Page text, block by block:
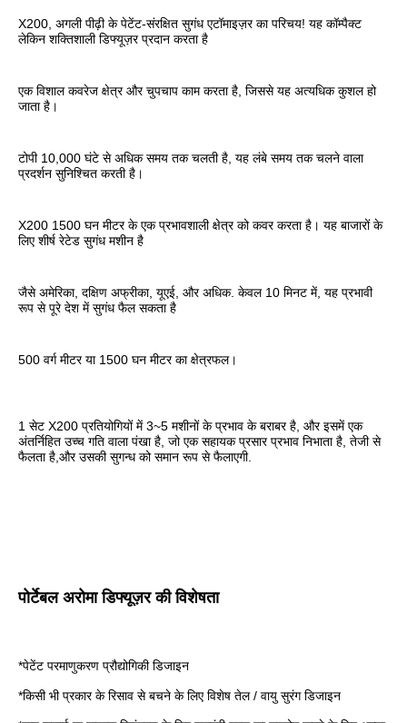
X200, अगली पीढ़ी के पेटेंट-संरक्षित सुगंध एटॉमाइज़र का परिचय! यह कॉम्पैक्ट
लेकिन शक्तिशाली डिफ्यूज़र प्रदान करता है
एक विशाल कवरेज क्षेत्र और चुपचाप काम करता है, जिससे यह अत्यधिक कुशल हो
जाता है।
टोपी 10,000 घंटे से अधिक समय तक चलती है, यह लंबे समय तक चलने वाला
प्रदर्शन सुनिश्चित करती है।
X200 1500 घन मीटर के एक प्रभावशाली क्षेत्र को कवर करता है। यह बाजारों के
लिए शीर्ष रेटेड सुगंध मशीन है
जैसे अमेरिका, दक्षिण अफ्रीका, यूएई, और अधिक. केवल 10 मिनट में, यह प्रभावी
रूप से पूरे देश में सुगंध फैल सकता है
500 वर्ग मीटर या 1500 घन मीटर का क्षेत्रफल।
1 सेट X200 प्रतियोगियों में 3~5 मशीनों के प्रभाव के बराबर है, और इसमें एक
अंतर्निहित उच्च गति वाला पंखा है, जो एक सहायक प्रसार प्रभाव निभाता है, तेजी से
फैलता है,और उसकी सुगन्ध को समान रूप से फैलाएगी.
पोर्टेबल अरोमा डिफ्यूज़र की विशेषता
*पेटेंट परमाणुकरण प्रौद्योगिकी डिजाइन
*किसी भी प्रकार के रिसाव से बचने के लिए विशेष तेल / वायु सुरंग डिजाइन